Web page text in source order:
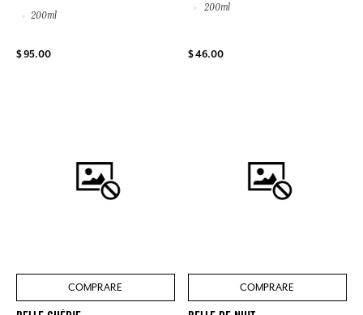
200ml
$ 95.00
200ml
$ 46.00
COMPRARE COMPRARE